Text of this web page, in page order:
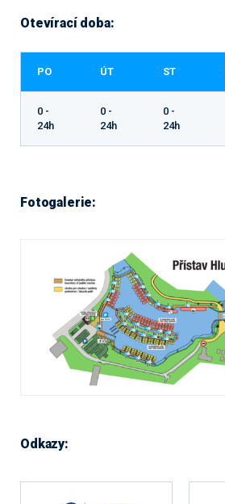
Otevírací doba:
PO ÚT ST
0 -
24h
0 -
24h
0 -
24h
Fotogalerie:
Odkazy: